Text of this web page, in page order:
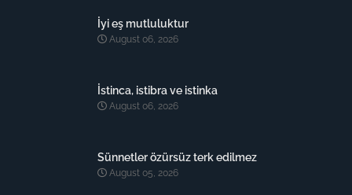
İyi eş mutluluktur
August 06, 2026
İstinca, istibra ve istinka
August 06, 2026
Sünnetler özürsüz terk edilmez
August 05, 2026